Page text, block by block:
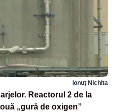
Ionuț Nichita
Reactorul 2 de la
„gură de oxigen”